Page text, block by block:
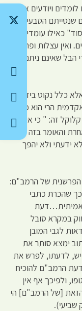
ויודעים אותה ,
הטבעית
כאילו עומדים הם
ואין עצלות ופחזות
שאינם ניתנים
כלל נקוט בידך כל
הרי הוא כדבר
זה: " כי איך
והאומר בזה
ידעתי ולא יהפך
הפרשנית של הרמב"ם:
שהכרת כתבי
במקרא סובל
לגבי המובן
ימצא סותר את
יש, לדעתו, לפרש את
הרמב"ם להוכיח
ולפיכך אף אין
[של הרמב"ם] הי
שביעי).